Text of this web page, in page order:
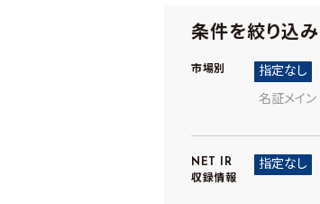
条件を絞り込み
市場別 指定なし
名証メイン
NET IR
収録情報
指定なし